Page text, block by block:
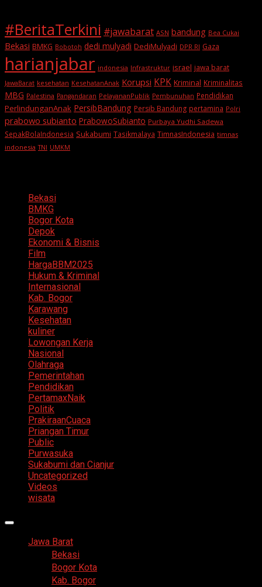
#BeritaTerkini #jawabarat ASN bandung Bea Cukai
Bekasi BMKG Bobotoh dedi mulyadi DediMulyadi DPR RI Gaza
harianjabar indonesia Infrastruktur israel jawa barat
JawaBarat kesehatan KesehatanAnak Korupsi KPK Kriminal Kriminalitas
MBG Palestina Pangandaran PelayananPublik Pembunuhan Pendidikan
PerlindunganAnak PersibBandung Persib Bandung pertamina Polri
prabowo subianto PrabowoSubianto Purbaya Yudhi Sadewa
SepakBolaIndonesia Sukabumi Tasikmalaya TimnasIndonesia timnas
indonesia TNI UMKM
Bekasi
BMKG
Bogor Kota
Depok
Ekonomi & Bisnis
Film
HargaBBM2025
Hukum & Kriminal
Internasional
Kab. Bogor
Karawang
Kesehatan
kuliner
Lowongan Kerja
Nasional
Olahraga
Pemerintahan
Pendidikan
PertamaxNaik
Politik
PrakiraanCuaca
Priangan Timur
Public
Purwasuka
Sukabumi dan Cianjur
Uncategorized
Videos
wisata
Primary
Jawa Barat
Bekasi
Bogor Kota
Kab. Bogor